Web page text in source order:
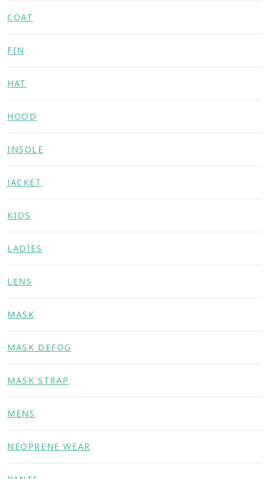
COAT
FIN
HAT
HOOD
INSOLE
JACKET
KIDS
LADIES
LENS
MASK
MASK DEFOG
MASK STRAP
MENS
NEOPRENE WEAR